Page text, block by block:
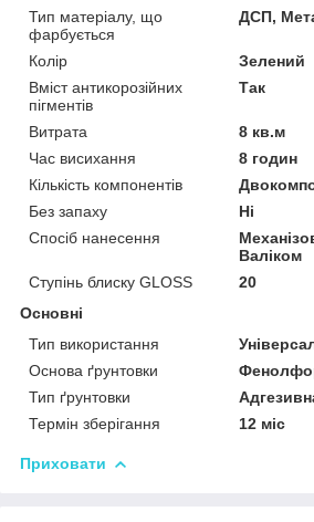
Тип матеріалу, що
фарбується
ДСП,
Колір
Зелений
Вміст антикорозійних
пігментів
Так
Витрата
8 кв.м
Час висихання
8 годин
Кількість компонентів
Без запаху
Ні
Спосіб нанесення
Валіком
Ступінь блиску GLOSS
20
Основні
Тип використання
Основа ґрунтовки
Тип ґрунтовки
Термін зберігання
12 міс
Приховати